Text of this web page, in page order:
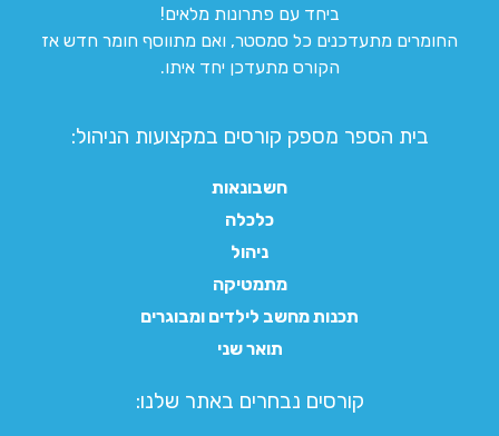
ביחד עם פתרונות מלאים!
החומרים מתעדכנים כל סמסטר, ואם מתווסף חומר חדש אז
הקורס מתעדכן יחד איתו.
בית הספר מספק קורסים במקצועות הניהול:
חשבונאות
כלכלה
ניהול
מתמטיקה
תכנות מחשב לילדים ומבוגרים
תואר שני
קורסים נבחרים באתר שלנו:​